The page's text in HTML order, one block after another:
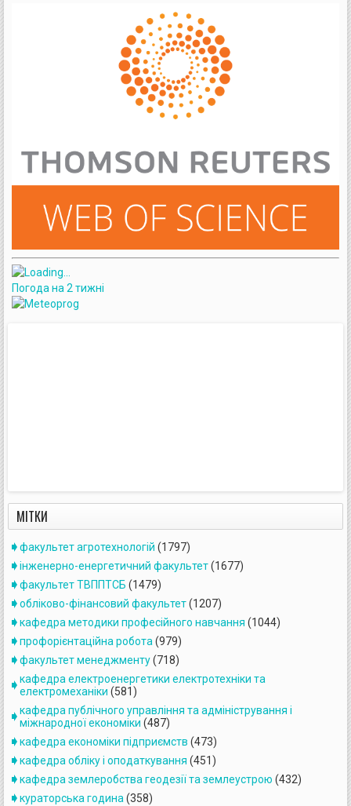
Погода на 2 тижні
МІТКИ
факультет агротехнологій (1797)
інженерно-енергетичний факультет(1677)
факультет ТВППТСБ (1479)
обліково-фінансовий факультет(1207)
кафедра методики професійного навчання (1044)
профорієнтаційна робота (979)
факультет менеджменту(718)
кафедра електроенергетики електротехніки та
електромеханіки (581)
кафедра публічного управління та адміністрування і
міжнародної економіки (487)
кафедра економіки підприємств (473)
кафедра обліку і оподаткування (451)
кафедра землеробства геодезії та землеустрою (432)
кураторська година (358)